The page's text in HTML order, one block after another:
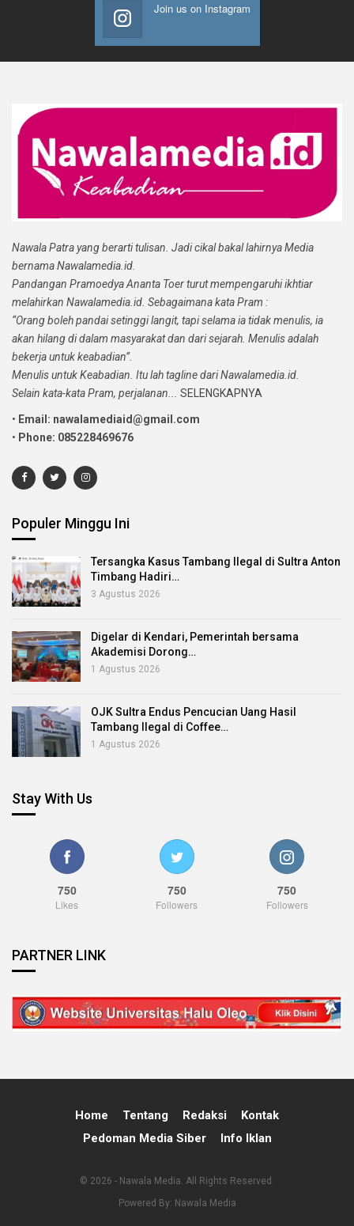
Join us on Instagram
Nawala Patra yang berarti tulisan. Jadi cikal bakal lahirnya Media
bernama Nawalamedia.id.
Pandangan Pramoedya Ananta Toer turut mempengaruhi ikhtiar
melahirkan Nawalamedia.id. Sebagaimana kata Pram :
“Orang boleh pandai setinggi langit, tapi selama ia tidak menulis, ia
akan hilang di dalam masyarakat dan dari sejarah. Menulis adalah
bekerja untuk keabadian”.
Menulis untuk Keabadian. Itu lah tagline dari Nawalamedia.id.
Selain kata-kata Pram, perjalanan... SELENGKAPNYA
• Email: nawalamediaid@gmail.com
• Phone: 085228469676
Populer Minggu Ini
Tersangka Kasus Tambang Ilegal di Sultra Anton
Timbang Hadiri…
3 Agustus 2026
Digelar di Kendari, Pemerintah bersama
Akademisi Dorong…
1 Agustus 2026
OJK Sultra Endus Pencucian Uang Hasil
Tambang Ilegal di Coffee…
1 Agustus 2026
Stay With Us
750
Likes
750
Followers
750
Followers
PARTNER LINK
Home Tentang Redaksi
Kontak
Pedoman Media Siber
Info Iklan
© 2026 - Nawala Media. All Rights Reserved.
Powered By: Nawala Media